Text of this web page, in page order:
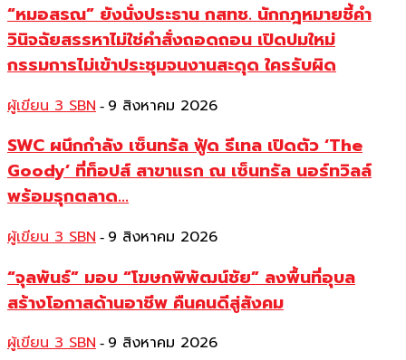
“หมอสรณ” ยังนั่งประธาน กสทช. นักกฎหมายชี้คำ
วินิจฉัยสรรหาไม่ใช่คำสั่งถอดถอน เปิดปมใหม่
กรรมการไม่เข้าประชุมจนงานสะดุด ใครรับผิด
ผู้เขียน 3 SBN - 9 สิงหาคม 2026
SWC ผนึกกำลัง เซ็นทรัล ฟู้ด รีเทล เปิดตัว ‘The
Goody’ ที่ท็อปส์ สาขาแรก ณ เซ็นทรัล นอร์ทวิลล์
พร้อมรุกตลาด...
ผู้เขียน 3 SBN - 9 สิงหาคม 2026
“จุลพันธ์” มอบ “โฆษกพิพัฒน์ชัย” ลงพื้นที่อุบล
สร้างโอกาสด้านอาชีพ คืนคนดีสู่สังคม
ผู้เขียน 3 SBN - 9 สิงหาคม 2026